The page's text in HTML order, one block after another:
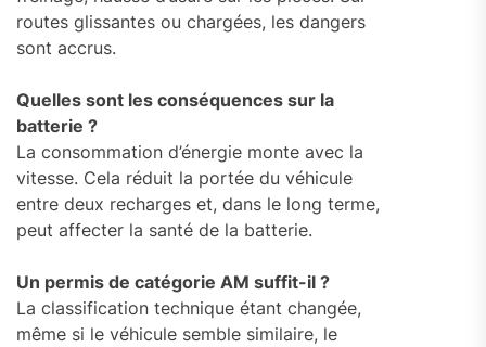
routes glissantes ou chargées, les dangers
sont accrus.
Quelles sont les conséquences sur la
batterie ?
La consommation d’énergie monte avec la
vitesse. Cela réduit la portée du véhicule
entre deux recharges et, dans le long terme,
peut affecter la santé de la batterie.
Un permis de catégorie AM suffit-il ?
La classification technique étant changée,
même si le véhicule semble similaire, le